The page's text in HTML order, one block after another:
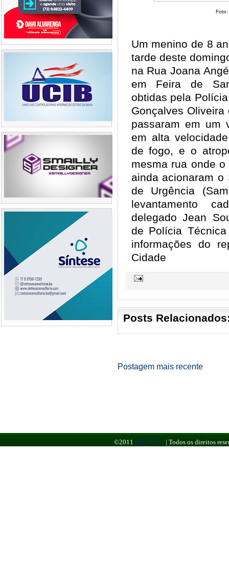
Um menino de 8
tarde deste
na Rua Joana
em Feira de
obtidas pela
Gonçalves
passaram em um
em alta
de fogo, e o
mesma rua onde
ainda acionaram o
de Urgência
levantamento
delegado Jean
de Polícia
informações do
Cidade
Posts
Postagem mais recente
©2011 BR NEWS | Todos os direitos